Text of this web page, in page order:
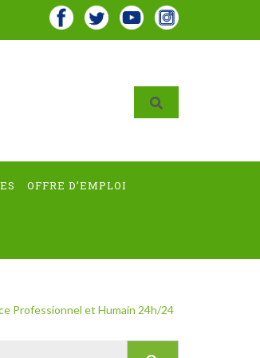
OFFRE D’EMPLOI
Professionnel et Humain 24h/24
Rechercher :